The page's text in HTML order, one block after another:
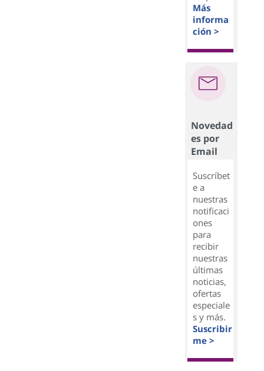
Más
informa
ción >
Novedad
es por
Email
Suscríbet
e a
nuestras
notificaci
ones
para
recibir
nuestras
últimas
noticias,
ofertas
especiale
s y más.
Suscribir
me >